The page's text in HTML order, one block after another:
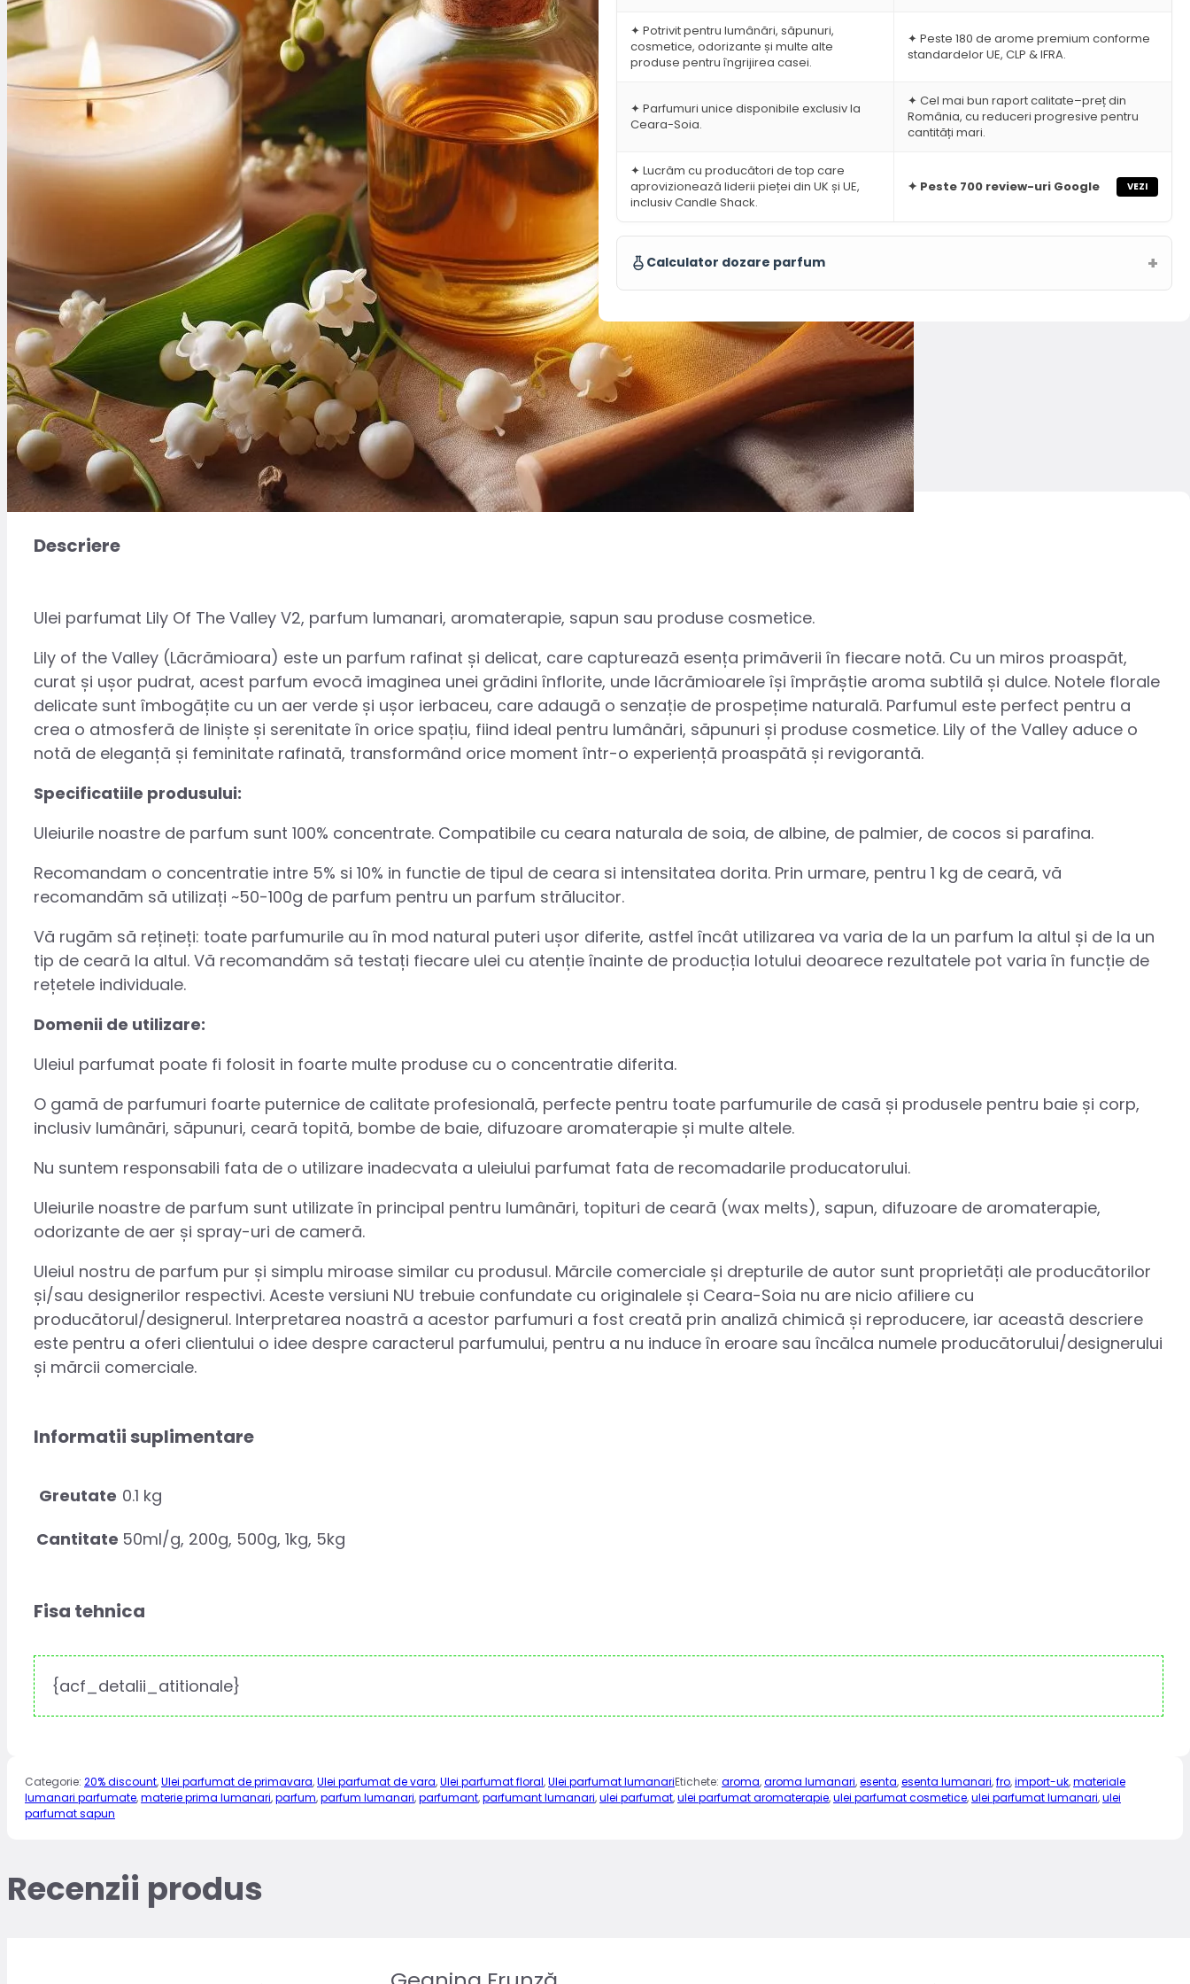
la
1523.99lei.
1371.59lei.
✦ Potrivit pentru lumânări, săpunuri,
cosmetice, odorizante și multe alte
produse pentru îngrijirea casei.
✦ Peste 180 de arome premium conforme
standardelor UE, CLP & IFRA.
✦ Parfumuri unice disponibile exclusiv la
Ceara-Soia.
✦ Cel mai bun raport calitate–preț din
România, cu reduceri progresive pentru
cantități mari.
✦ Lucrăm cu producători de top care
aprovizionează liderii pieței din UK și UE,
inclusiv Candle Shack.
✦ Peste 700 review-uri Google VEZI
Calculator dozare parfum
Descriere
Ulei parfumat Lily Of The Valley V2, parfum lumanari, aromaterapie, sapun sau produse cosmetice.
Lily of the Valley (Lăcrămioara) este un parfum rafinat și delicat, care capturează esența primăverii în fiecare notă. Cu un miros proaspăt,
curat și ușor pudrat, acest parfum evocă imaginea unei grădini înflorite, unde lăcrămioarele își împrăștie aroma subtilă și dulce. Notele florale
delicate sunt îmbogățite cu un aer verde și ușor ierbaceu, care adaugă o senzație de prospețime naturală. Parfumul este perfect pentru a
crea o atmosferă de liniște și serenitate în orice spațiu, fiind ideal pentru lumânări, săpunuri și produse cosmetice. Lily of the Valley aduce o
notă de eleganță și feminitate rafinată, transformând orice moment într-o experiență proaspătă și revigorantă.
Specificatiile produsului:
Uleiurile noastre de parfum sunt 100% concentrate. Compatibile cu ceara naturala de soia, de albine, de palmier, de cocos si parafina.
Recomandam o concentratie intre 5% si 10% in functie de tipul de ceara si intensitatea dorita. Prin urmare, pentru 1 kg de ceară, vă
recomandăm să utilizați ~50-100g de parfum pentru un parfum strălucitor.
Vă rugăm să rețineți: toate parfumurile au în mod natural puteri ușor diferite, astfel încât utilizarea va varia de la un parfum la altul și de la un
tip de ceară la altul. Vă recomandăm să testați fiecare ulei cu atenție înainte de producția lotului deoarece rezultatele pot varia în funcție de
rețetele individuale.
Domenii de utilizare:
Uleiul parfumat poate fi folosit in foarte multe produse cu o concentratie diferita.
O gamă de parfumuri foarte puternice de calitate profesională, perfecte pentru toate parfumurile de casă și produsele pentru baie și corp,
inclusiv lumânări, săpunuri, ceară topită, bombe de baie, difuzoare aromaterapie și multe altele.
Nu suntem responsabili fata de o utilizare inadecvata a uleiului parfumat fata de recomadarile producatorului.
Uleiurile noastre de parfum sunt utilizate în principal pentru lumânări, topituri de ceară (wax melts), sapun, difuzoare de aromaterapie,
odorizante de aer și spray-uri de cameră.
Uleiul nostru de parfum pur și simplu miroase similar cu produsul. Mărcile comerciale și drepturile de autor sunt proprietăți ale producătorilor
și/sau designerilor respectivi. Aceste versiuni NU trebuie confundate cu originalele și Ceara-Soia nu are nicio afiliere cu
producătorul/designerul. Interpretarea noastră a acestor parfumuri a fost creată prin analiză chimică și reproducere, iar această descriere
este pentru a oferi clientului o idee despre caracterul parfumului, pentru a nu induce în eroare sau încălca numele producătorului/designerului
și mărcii comerciale.
Informatii suplimentare
Greutate 0.1 kg
Cantitate 50ml/g, 200g, 500g, 1kg, 5kg
Fisa tehnica
{acf_detalii_atitionale}
Categorie: 20% discount,Ulei parfumat de primavara,Ulei parfumat de vara,Ulei parfumat floral,Ulei parfumat lumanariEtichete: aroma,aroma lumanari,esenta,esenta lumanari,fro,import-uk,materiale
lumanari parfumate,materie prima lumanari,parfum,parfum lumanari,parfumant,parfumant lumanari,ulei parfumat,ulei parfumat aromaterapie,ulei parfumat cosmetice,ulei parfumat lumanari,ulei
parfumat sapun
Recenzii produs